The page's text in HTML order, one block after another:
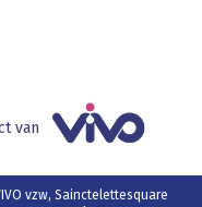
van
vzw, Sainctelettesquare